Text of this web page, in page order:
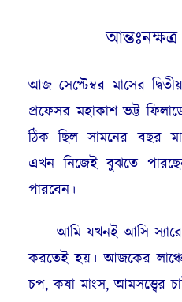
আজ সেপ্টেম্বর মাসের
প্রফেসর মহাকাশ ভট্ট
ঠিক ছিল সামনের বছর
এখন নিজেই বুঝতে
পারবেন।
আমি যখনই আসি স্যারের
করতেই হয়। আজকের
চপ, কষা মাংস, আমসত্ত্বের